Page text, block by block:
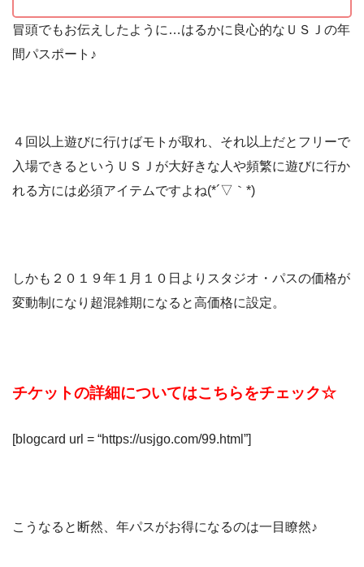
冒頭でもお伝えしたように…はるかに良心的なＵＳＪの年
間パスポート♪
４回以上遊びに行けばモトが取れ、それ以上だとフリーで
入場できるというＵＳＪが大好きな人や頻繁に遊びに行か
れる方には必須アイテムですよね(*´▽｀*)
しかも２０１９年１月１０日よりスタジオ・パスの価格が
変動制になり超混雑期になると高価格に設定。
チケットの詳細についてはこちらをチェック☆
[blogcard url = “https://usjgo.com/99.html”]
こうなると断然、年パスがお得になるのは一目瞭然♪